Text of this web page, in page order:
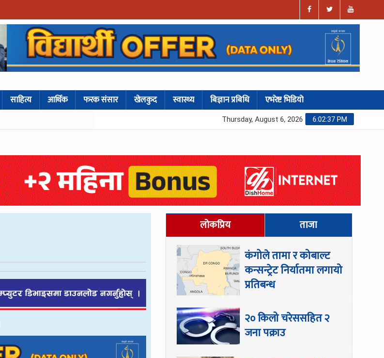
साहित्य आर्थिक फरक संसार खेलकुद स्वास्थ्य बिज्ञान प्रबिधि एभरेष्ट भिडियो
6:02:38 PM
Thursday, August 6, 2026
लोकप्रिय ताजा
कंगोले तामा र कोबाल्ट
कन्सन्ट्रेट निर्यातमा लगायो
प्रतिबन्ध
२० किलो चरेससहित २
जना पक्राउ